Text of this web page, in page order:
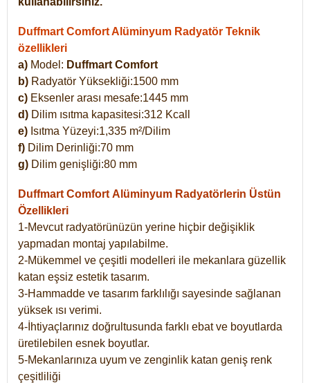
Duffmart Comfort Alüminyum Radyatör Teknik
özellikleri
a) Model: Duffmart Comfort
b) Radyatör Yüksekliği:1500 mm
c) Eksenler arası mesafe:1445 mm
d) Dilim ısıtma kapasitesi:312 Kcall
e) Isıtma Yüzeyi:1,335 m²/Dilim
f) Dilim Derinliği:70 mm
g) Dilim genişliği:80 mm
Duffmart Comfort Alüminyum Radyatörlerin Üstün
Özellikleri
1-Mevcut radyatörünüzün yerine hiçbir değişiklik
yapmadan montaj yapılabilme.
2-Mükemmel ve çeşitli modelleri ile mekanlara güzellik
katan eşsiz estetik tasarım.
3-Hammadde ve tasarım farklılığı sayesinde sağlanan
yüksek ısı verimi.
4-İhtiyaçlarınız doğrultusunda farklı ebat ve boyutlarda
üretilebilen esnek boyutlar.
5-Mekanlarınıza uyum ve zenginlik katan geniş renk
çeşitliliği